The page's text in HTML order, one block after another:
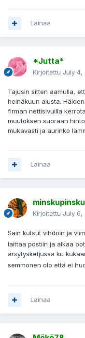
Lainaa
*Jutta*
Kirjoitettu July 4,
Tajusin sitten aamulla,
heinäkuun alusta.
firman nettisivuilla
muutoksen suoraan
mukavasti ja aurinko
Lainaa
minskupinsku
Kirjoitettu July 6,
Sain kutsut vihdoin ja
laittaa postiin ja alkaa
ärsytysketjussa ku
semmonen olo että ei
Lainaa